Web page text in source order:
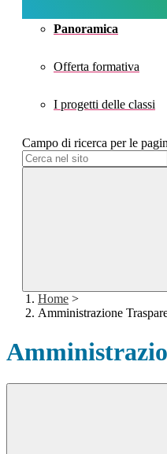
Panoramica
Offerta formativa
I progetti delle classi
Campo di ricerca per le
Home >
Amministrazione